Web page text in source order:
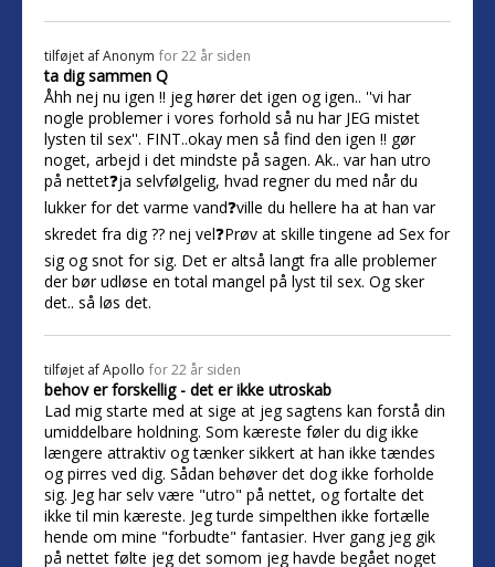
tilføjet afAnonym for 22 år siden
ta dig sammen Q
Åhh nej nu igen !! jeg hører det igen og igen.. ''vi har
nogle problemer i vores forhold så nu har JEG mistet
lysten til sex''. FINT..okay men så find den igen !! gør
noget, arbejd i det mindste på sagen. Ak.. var han utro
på nettet❓ja selvfølgelig, hvad regner du med når du
lukker for det varme vand❓ville du hellere ha at han var
skredet fra dig ?? nej vel❓Prøv at skille tingene ad Sex for
sig og snot for sig. Det er altså langt fra alle problemer
der bør udløse en total mangel på lyst til sex. Og sker
det.. så løs det.
tilføjet afApollo for 22 år siden
behov er forskellig - det er ikke utroskab
Lad mig starte med at sige at jeg sagtens kan forstå din
umiddelbare holdning. Som kæreste føler du dig ikke
længere attraktiv og tænker sikkert at han ikke tændes
og pirres ved dig. Sådan behøver det dog ikke forholde
sig. Jeg har selv være "utro" på nettet, og fortalte det
ikke til min kæreste. Jeg turde simpelthen ikke fortælle
hende om mine "forbudte" fantasier. Hver gang jeg gik
på nettet følte jeg det somom jeg havde begået noget